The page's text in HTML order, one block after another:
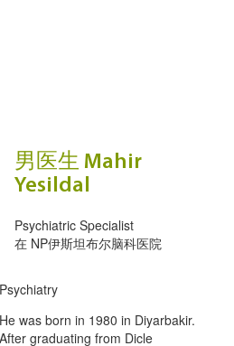
男医生 Mahir
Yesildal
Psychiatric Specialist
在 NP伊斯坦布尔脑科医院
Psychiatry
He was born in 1980 in Diyarbakir.
After graduating from Dicle